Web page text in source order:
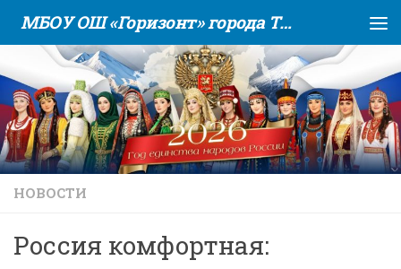
Skip to content МБОУ ОШ «Горизонт» города Тюмени
НОВОСТИ
Россия комфортная: